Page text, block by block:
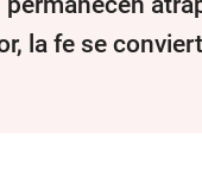
la fe se